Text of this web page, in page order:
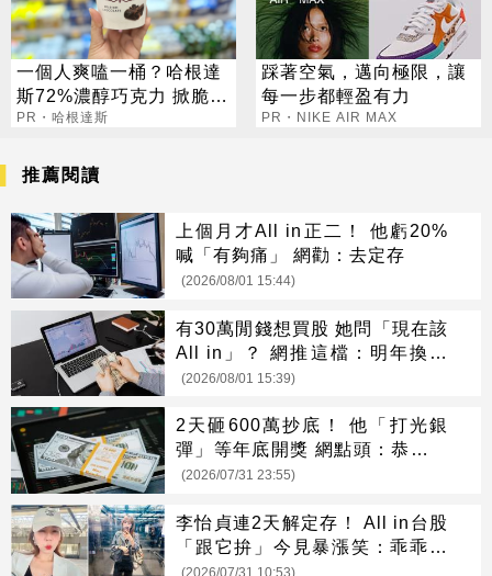
一個人爽嗑一桶？哈根達
斯72%濃醇巧克力 掀脆友
共鳴
PR・哈根達斯
踩著空氣，邁向極限，讓
每一步都輕盈有力
PR・NIKE AIR MAX
推薦閱讀
上個月才All in正二！ 他虧20%
喊「有夠痛」 網勸：去定存
(2026/08/01 15:44)
有30萬閒錢想買股 她問「現在該
All in」？ 網推這檔：明年換新
家
(2026/08/01 15:39)
2天砸600萬抄底！ 他「打光銀
彈」等年底開獎 網點頭：恭喜發
財
(2026/07/31 23:55)
李怡貞連2天解定存！ All in台股
「跟它拚」今見暴漲笑：乖乖上
班
(2026/07/31 10:53)